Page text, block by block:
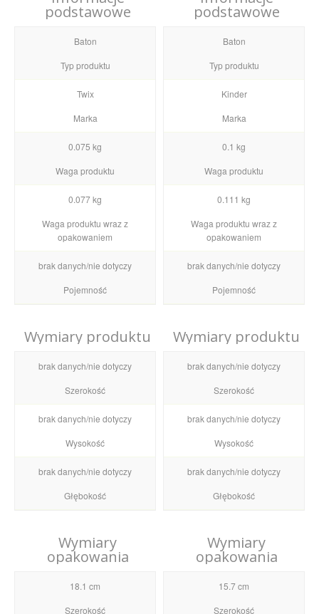
podstawowe
Baton
Typ produktu
Twix
Marka
0.075 kg
Waga produktu
0.077 kg
Waga produktu wraz z
opakowaniem
brak danych/nie dotyczy
Pojemność
Wymiary produktu
brak danych/nie dotyczy
Szerokość
brak danych/nie dotyczy
Wysokość
brak danych/nie dotyczy
Głębokość
Wymiary
opakowania
18.1 cm
Szerokość
podstawowe
Baton
Typ produktu
Kinder
Marka
0.1 kg
Waga produktu
0.111 kg
Waga produktu wraz z
opakowaniem
brak danych/nie dotyczy
Pojemność
Wymiary produktu
brak danych/nie dotyczy
Szerokość
brak danych/nie dotyczy
Wysokość
brak danych/nie dotyczy
Głębokość
Wymiary
opakowania
15.7 cm
Szerokość